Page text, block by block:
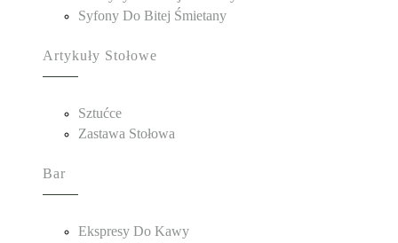
Syfony Do Bitej Śmietany
Artykuły Stołowe
Sztućce
Zastawa Stołowa
Bar
Ekspresy Do Kawy